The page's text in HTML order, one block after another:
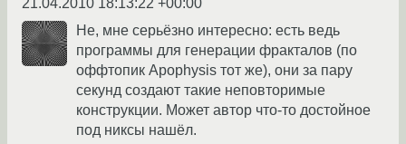
21.04.2010 18:13:22 +00:00
Не, мне серьёзно интересно: есть ведь
программы для генерации фракталов (по
оффтопик Apophysis тот же), они за пару
секунд создают такие неповторимые
конструкции. Может автор что-то достойное
под никсы нашёл.